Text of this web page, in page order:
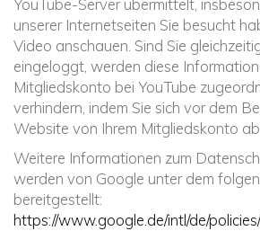
YouTube-Server übermittelt,
unserer Internetseiten Sie besucht
Video anschauen. Sind Sie
eingeloggt, werden diese
Mitgliedskonto bei YouTube
verhindern, indem Sie sich vor dem
Website von Ihrem Mitgliedskonto
Weitere Informationen zum
werden von Google unter dem
bereitgestellt:
https://www.google.de/intl/de/